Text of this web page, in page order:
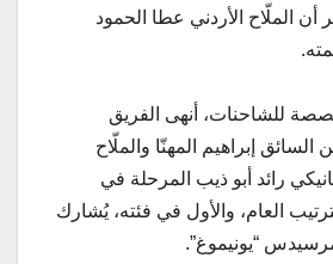
أن الملّاح الأردني عطا الحمود
5” المُخصصة للشاحنات، أنهى الفريق
إبراهيم المهنّا والملّاح
رائد أبو ذيب المرحلة في
23 في الترتيب العام، والأول في فئته، يُشارك
“يونيموغ”.